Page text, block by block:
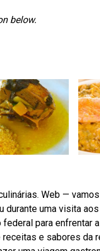
below.
Web —
durante uma visita
para enfrentar
e sabores da